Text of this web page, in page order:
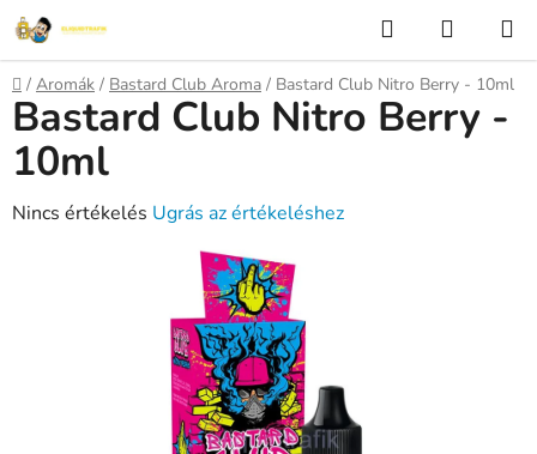
Ugrás
fő
tartalomhoz
KeresésKOSÁR
Kezdőlap
/ Aromák / Bastard Club Aroma / Bastard Club Nitro Berry - 10ml
Bastard Club Nitro Berry -
10ml
A
Nincs értékelés Ugrás az értékeléshez